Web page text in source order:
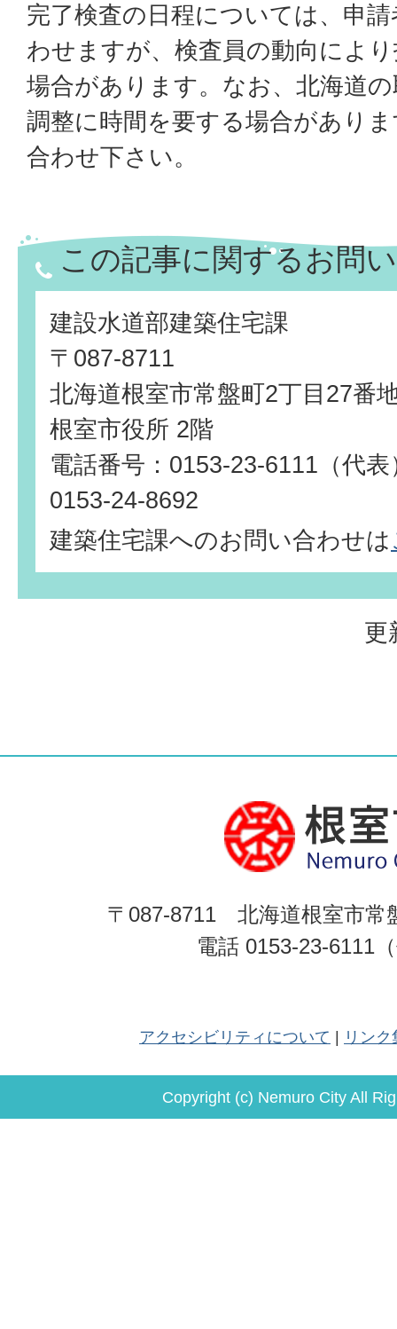
完了検査の日程については、申
わせますが、検査員の動向によ
場合があります。なお、北海道
調整に時間を要する場合があり
合わせ下さい。
この記事に関するお問
建設水道部建築住宅課
〒087-8711
北海道根室市常盤町2丁目27番
根室市役所 2階
電話番号：0153-23-6111（代
0153-24-8692
建築住宅課へのお問い合わせは
更
〒087-8711 北海道根室市常
電話 0153-23-6111
アクセシビリティについて リンク
Copyright (c) Nemuro City All